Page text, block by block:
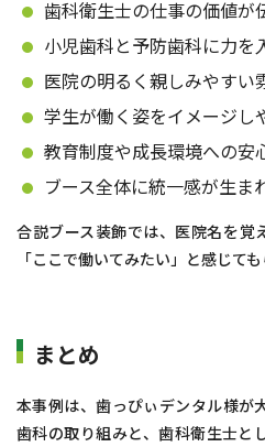
歯科衛生士の仕事の価値が
小児歯科と予防歯科に力を
医院の明るく親しみやすい
学生が働く姿をイメージし
教育制度や成長環境への安
ブース全体に統一感が生ま
合説ブース装飾では、医院名を覚
「ここで働いてみたい」と感じて
まとめ
本事例は、歯っぴぃデンタル様が
歯科の取り組みと、歯科衛生士と